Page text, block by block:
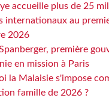
accueille plus de 25
internationaux au
2026
première
en mission à Paris
la Malaisie s'impose
famille de 2026 ?